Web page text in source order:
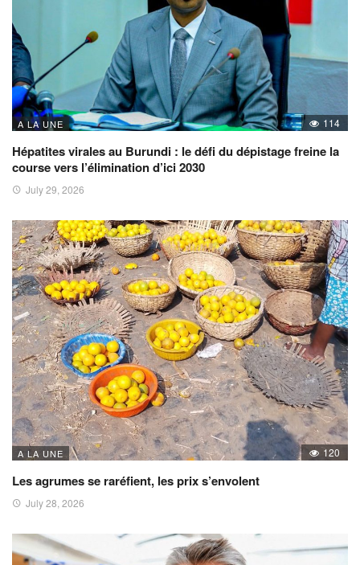
A LA UNE 114
Hépatites virales au Burundi : le défi du dépistage freine la
course vers l’élimination d’ici 2030
July 29, 2026
A LA UNE 120
Les agrumes se raréfient, les prix s’envolent
July 28, 2026